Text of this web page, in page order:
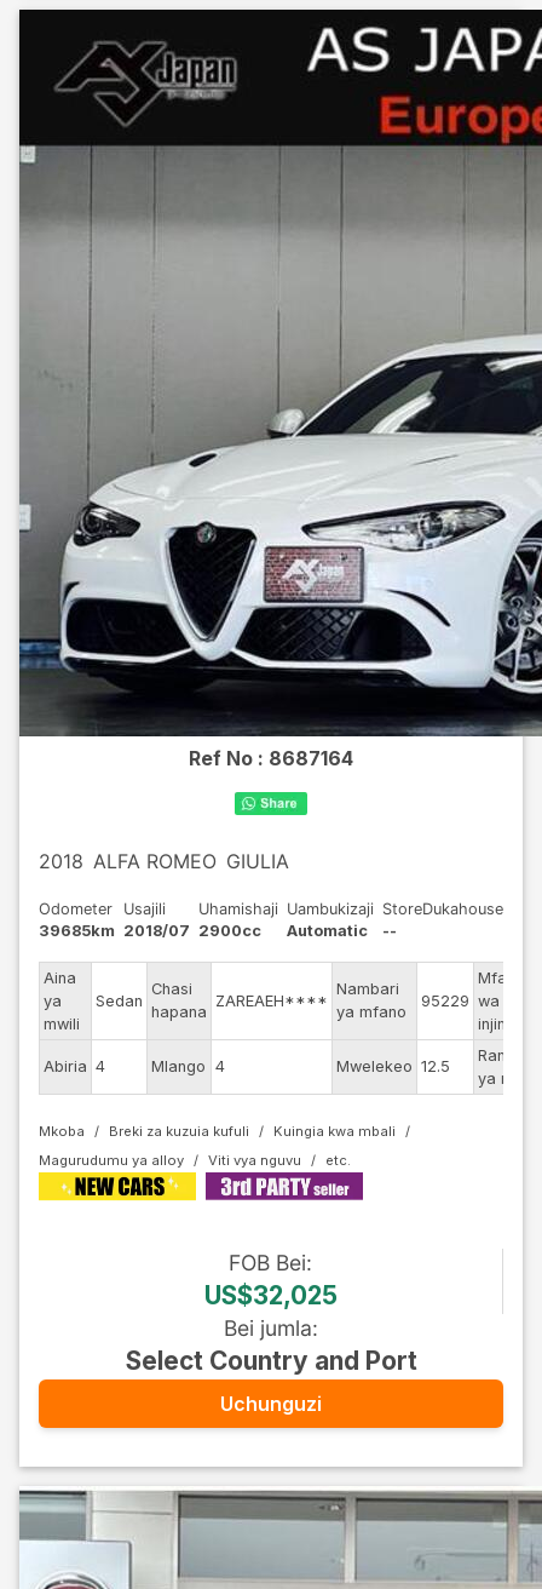
Ref No : 8687164
2018 ALFA ROMEO GIULIA
Odometer
39685km
Usajili
2018/07
Uhamishaji
2900cc
Uambukizaji
Automatic
StoreDukahouse
--
Aina
ya
mwili
Sedan
Chasi
hapana
ZAREAEH****
Nambari
ya mfano
95229
Mfano
wa
injini
Abiria 4 Mlango 4 Mwelekeo 12.5
Rangi
ya nje
Mkoba Breki za kuzuia kufuli
Kuingia kwa mbali
Magurudumu ya alloy
Viti vya nguvu
FOB Bei:
US$32,025
Bei jumla:
Select Country and Port
Uchunguzi